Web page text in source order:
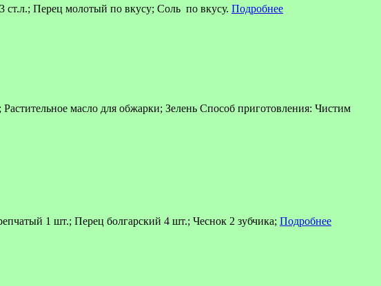
Перец молотый по вкусу; Соль по вкусу. Подробнее
масло для обжарки; Зелень Способ приготовления: Чистим
1 шт.; Перец болгарский 4 шт.; Чеснок 2 зубчика; Подробнее